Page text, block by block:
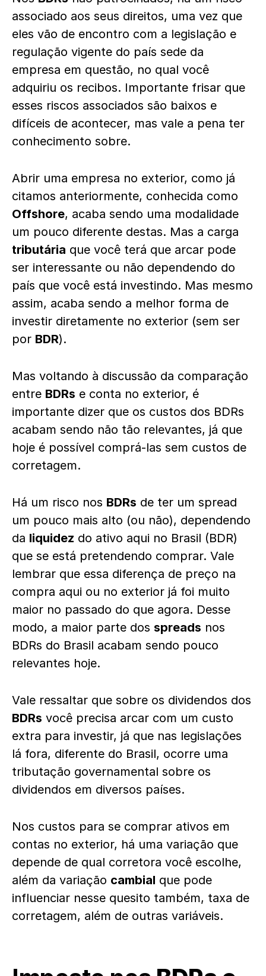
associado aos seus direitos, uma vez que
eles vão de encontro com a legislação e
regulação vigente do país sede da
empresa em questão, no qual você
adquiriu os recibos. Importante frisar que
esses riscos associados são baixos e
difíceis de acontecer, mas vale a pena ter
conhecimento sobre.
Abrir uma empresa no exterior, como já
citamos anteriormente, conhecida como
Offshore, acaba sendo uma modalidade
um pouco diferente destas. Mas a carga
tributária que você terá que arcar pode
ser interessante ou não dependendo do
país que você está investindo. Mas mesmo
assim, acaba sendo a melhor forma de
investir diretamente no exterior (sem ser
por BDR).
Mas voltando à discussão da comparação
entre BDRs e conta no exterior, é
importante dizer que os custos dos BDRs
acabam sendo não tão relevantes, já que
hoje é possível comprá-las sem custos de
corretagem.
Há um risco nos BDRs de ter um spread
um pouco mais alto (ou não), dependendo
da liquidez do ativo aqui no Brasil (BDR)
que se está pretendendo comprar. Vale
lembrar que essa diferença de preço na
compra aqui ou no exterior já foi muito
maior no passado do que agora. Desse
modo, a maior parte dos spreads nos
BDRs do Brasil acabam sendo pouco
relevantes hoje.
Vale ressaltar que sobre os dividendos dos
BDRs você precisa arcar com um custo
extra para investir, já que nas legislações
lá fora, diferente do Brasil, ocorre uma
tributação governamental sobre os
dividendos em diversos países.
Nos custos para se comprar ativos em
contas no exterior, há uma variação que
depende de qual corretora você escolhe,
além da variação cambial que pode
influenciar nesse quesito também, taxa de
corretagem, além de outras variáveis.